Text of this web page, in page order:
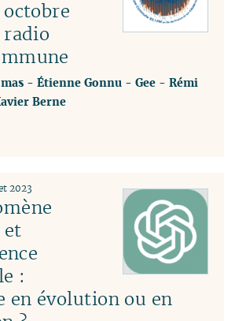
radio
-Étienne Gonnu -Gee -Rémi
Berne
et
:
en évolution ou en
2023